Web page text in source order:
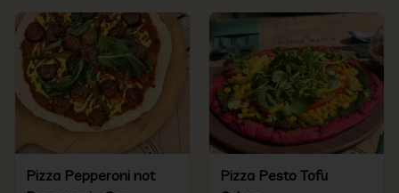
Pizza Pepperoni not
Pizza Pesto Tofu